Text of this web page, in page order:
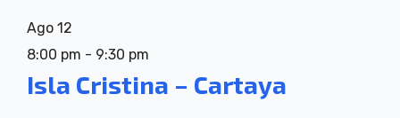
Ago 12
8:00 pm - 9:30 pm
Isla Cristina – Cartaya